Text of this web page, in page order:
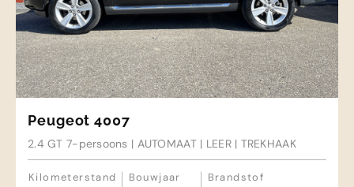
Peugeot 4007
2.4 GT 7-persoons | AUTOMAAT | LEER | TREKHAAK
Kilometerstand
Bouwjaar
Brandstof